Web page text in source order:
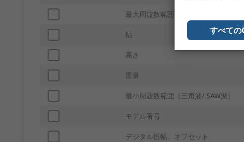
最大周波数範囲（三角波/ SAW波）
幅
高さ
重量
最小周波数範囲（三角波/ SAW波）
モデル番号
デジタル振幅、オフセット
すべて